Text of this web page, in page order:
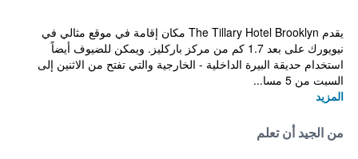
يقدم The Tillary Hotel Brooklyn مكان إقامة في موقع مثالي في
نيويورك على بعد 1.7 كم من مركز باركليز. ويمكن للضيوف أيضاً
استخدام حديقة البيرة الداخلية - الخارجية والتي تفتح من الاثنين إلى
السبت من 5 مسا...
المزيد
من الجيد أن تعلم